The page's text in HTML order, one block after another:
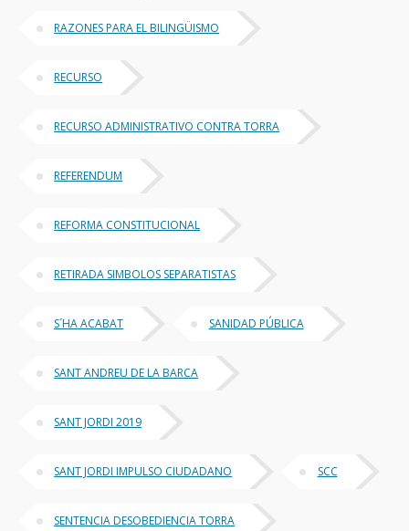
RAZONES PARA EL BILINGÜISMO
RECURSO
RECURSO ADMINISTRATIVO CONTRA TORRA
REFERENDUM
REFORMA CONSTITUCIONAL
RETIRADA SIMBOLOS SEPARATISTAS
S´HA ACABAT SANIDAD PÚBLICA
SANT ANDREU DE LA BARCA
SANT JORDI 2019
SANT JORDI IMPULSO CIUDADANO SCC
SENTENCIA DESOBEDIENCIA TORRA